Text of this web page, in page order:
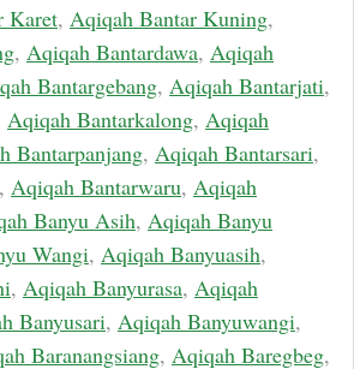
Karet, Aqiqah Bantar Kuning,
, Aqiqah Bantardawa, Aqiqah
Bantargebang, Aqiqah Bantarjati,
Aqiqah Bantarkalong, Aqiqah
Bantarpanjang, Aqiqah Bantarsari,
, Aqiqah Bantarwaru, Aqiqah
Banyu Asih, Aqiqah Banyu
Wangi, Aqiqah Banyuasih,
, Aqiqah Banyurasa, Aqiqah
Banyusari, Aqiqah Banyuwangi,
Baranangsiang, Aqiqah Baregbeg,